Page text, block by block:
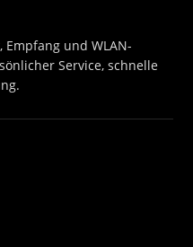
und WLAN-
Service, schnelle